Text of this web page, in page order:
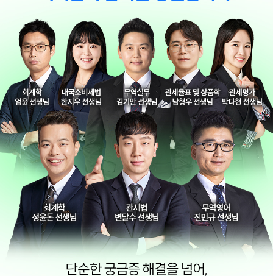
회계학 엄윤 내국소비세법 한지우 무역실무 김기만
관세율표 및 상품학
남형우
관세평가 박다현